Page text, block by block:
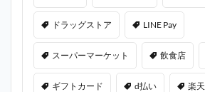
ドラッグストア LINE Pay
スーパーマーケット 飲食店
ギフトカード d払い 楽